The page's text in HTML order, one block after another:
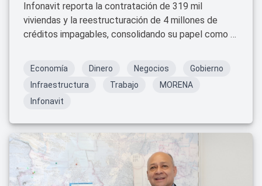
Infonavit reporta la contratación de 319 mil
viviendas y la reestructuración de 4 millones de
créditos impagables, consolidando su papel como el
en México.
Economía Dinero Negocios
Gobierno
Infraestructura
Trabajo
MORENA
Infonavit